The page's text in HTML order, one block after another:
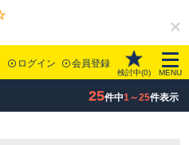
ログイン 会員登録
検討中(0) MENU
25件中1～25件表示